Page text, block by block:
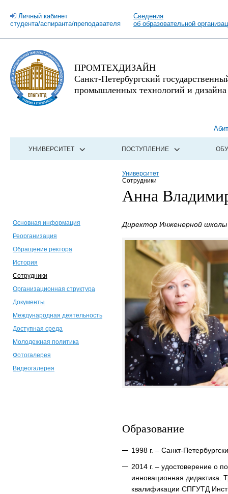
Личный кабинет
студента/аспиранта/преподавателя
Сведения
об образовательной
ПРОМТЕХДИЗАЙН
Санкт-Петербургский
промышленных технологий и дизайна
УНИВЕРСИТЕТ ПОСТУПЛЕНИЕ
Университет
Сотрудники
Анна
Основная информация
Реорганизация
Обращение ректора
История
Сотрудники
Организационная структура
Документы
Международная деятельность
Доступная среда
Молодежная политика
Фотогалерея
Видеогалерея
Директор Инженерной школы
Образование
1998 г. – Санкт-
2014 г. – удостоверение о
инновационная дидактика.
квалификации СПГУТД